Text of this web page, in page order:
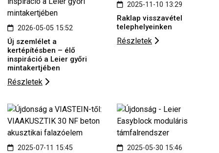
2026-05-05 15:52
Új szemlélet a
kertépítésben – élő
inspiráció a Leier győri
mintakertjében
Részletek
2025-11-10 13:29
Raklap visszavétel
telephelyeinken
Részletek
2025-07-11 15:45 2025-05-30 15:46